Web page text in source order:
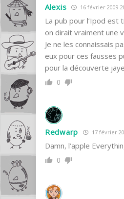
Alexis 16 février 2009
La pub pour l’Ipod est
on dirait vraiment une
Je ne les connaissais
eux pour ces fausses
pour la découverte
0
Redwarp 17 février
Damn, l’apple
0